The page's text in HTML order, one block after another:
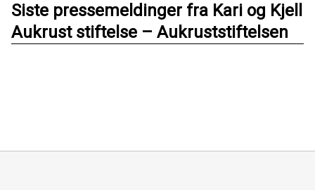
Siste pressemeldinger fra Kari og Kjell
Aukrust stiftelse – Aukruststiftelsen